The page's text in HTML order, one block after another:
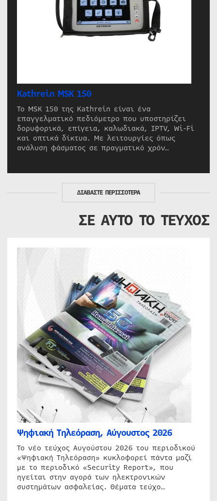
Kathrein MSK 150
Το MSK 150 της Kathrein είναι ένα
επαγγελματικό πεδιόμετρο που υποστηρίζει
δορυφορικά, επίγεια, καλωδιακά, IPTV, Wi-Fi
και οπτικά δίκτυα. Με λειτουργίες όπως
ανάλυση φάσματος σε πραγματικό χρόν…
ΔΙΑΒΑΣΤΕ ΠΕΡΙΣΣΟΤΕΡΑ
ΣΕ ΑΥΤΟ ΤΟ ΤΕΥΧΟΣ
Ψηφιακή Τηλεόραση, Αύγουστος 2026
Το νέο τεύχος Αυγούστου 2026 του περιοδικού
«Ψηφιακή Τηλεόραση» κυκλοφορεί πάντα μαζί
με το περιοδικό «Security Report», που
ηγείται στην αγορά των ηλεκτρονικών
συστημάτων ασφαλείας. Θέματα τεύχο…